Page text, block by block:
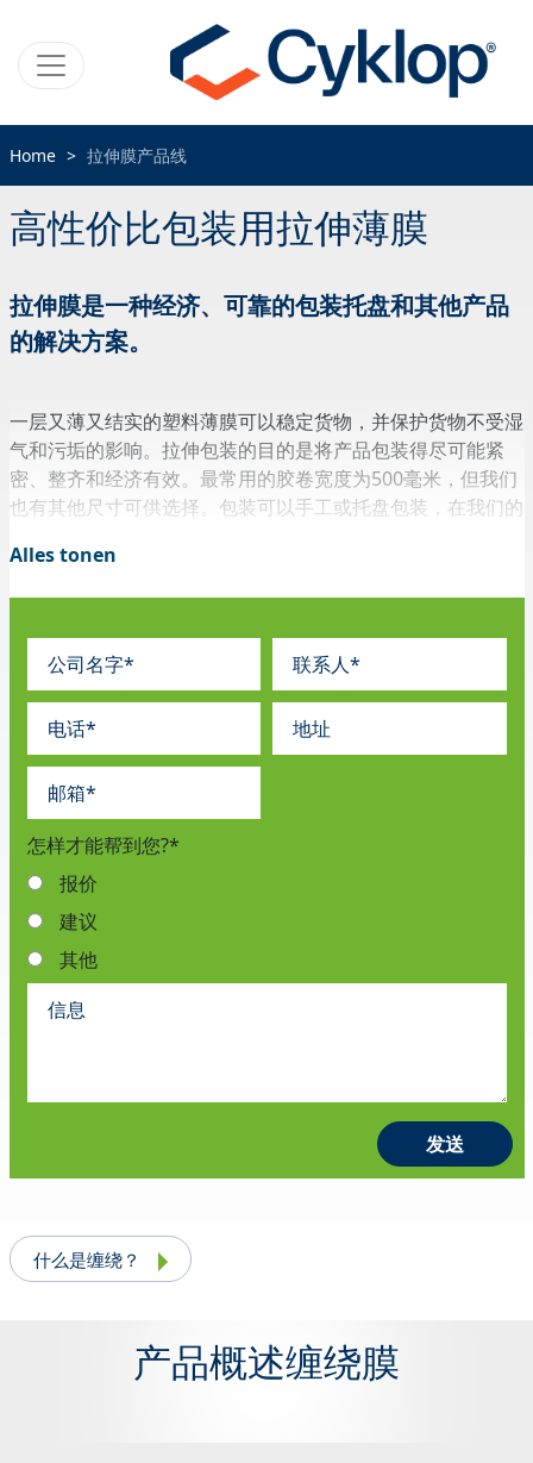
Home 拉伸膜产品线
高性价比包装用拉伸薄膜
拉伸膜是一种经济、可靠的包装托盘和其他产品
的解决方案。
一层又薄又结实的塑料薄膜可以稳定货物，并保护货物不受湿
气和污垢的影响。拉伸包装的目的是将产品包装得尽可能紧
密、整齐和经济有效。最常用的胶卷宽度为500毫米，但我们
也有其他尺寸可供选择。包装可以手工或托盘包装，在我们的
膜。
怎样才能帮到您?*
报价
建议
其他
什么是缠绕？
产品概述缠绕膜